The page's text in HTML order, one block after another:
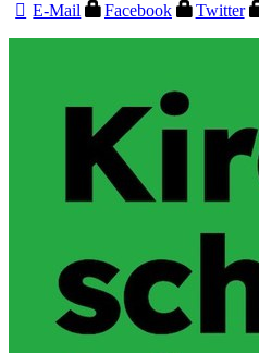
E-Mail Facebook Twitter